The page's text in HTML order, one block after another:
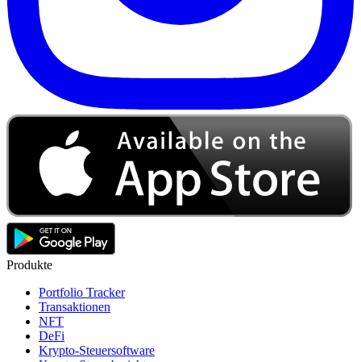
Produkte
Portfolio Tracker
Transaktionen
NFT
DeFi
Krypto-Steuersoftware